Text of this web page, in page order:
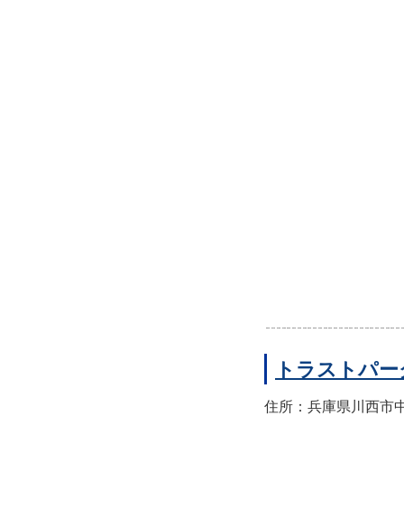
トラストパ
住所：兵庫県川西市